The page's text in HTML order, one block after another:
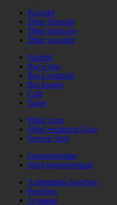
Karaoké
Dîner Dansant
Dîner spectacle
Dîner croisière
Apéritif
Bar à vins
Bar à cocktails
Bar lounge
Café
Tapas
Hôtel Lyon
Hôtel restaurant Lyon
Service Tard
Gastronomique
Semi gastronomique
Authentique bouchon
Bouchon
Lyonnais